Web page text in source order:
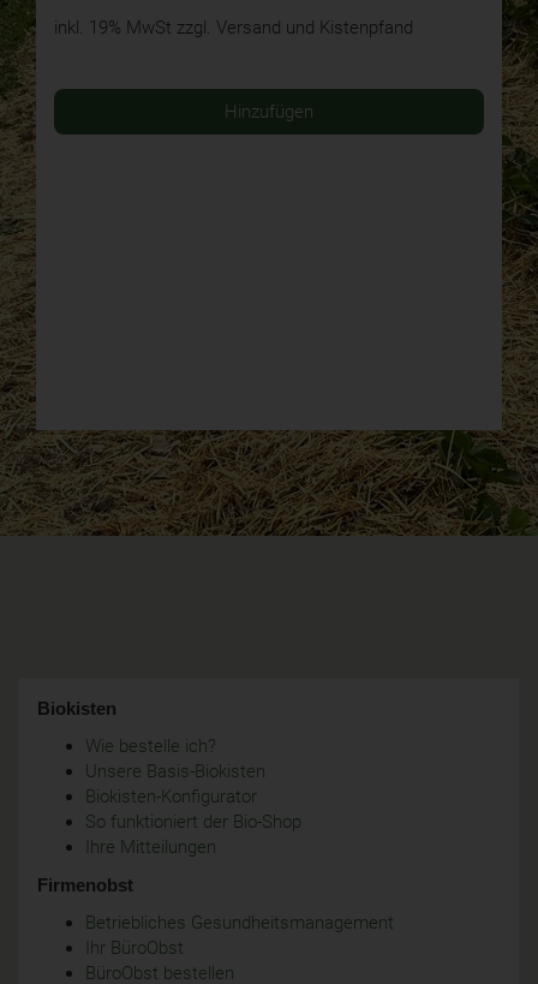
inkl. 19% MwSt zzgl. Versand und Kistenpfand
Hinzufügen
Biokisten
Wie bestelle ich?
Unsere Basis-Biokisten
Biokisten-Konfigurator
So funktioniert der Bio-Shop
Ihre Mitteilungen
Firmenobst
Betriebliches Gesundheitsmanagement
Ihr BüroObst
BüroObst bestellen